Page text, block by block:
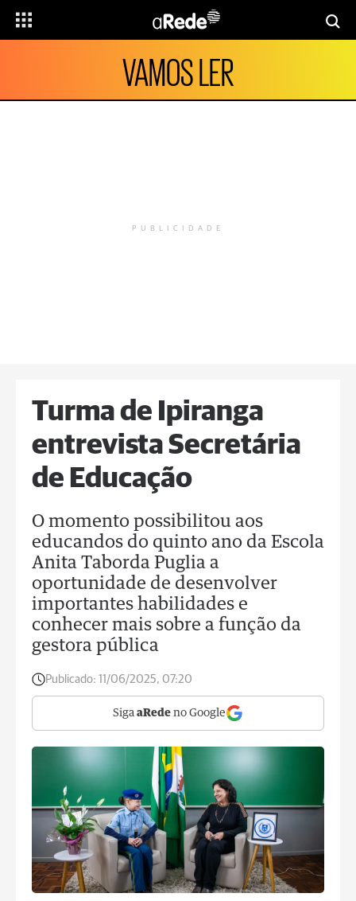
VAMOS LER
PUBLICIDADE
Turma de Ipiranga
entrevista Secretária
de Educação
O momento possibilitou aos
educandos do quinto ano da Escola
Anita Taborda Puglia a
oportunidade de desenvolver
importantes habilidades e
conhecer mais sobre a função da
gestora pública
Publicado: 11/06/2025, 07:20
Siga aRede no Google